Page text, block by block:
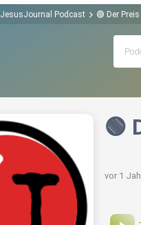
JesusJournal Podcast 🟢 Der
🟢
vor 1